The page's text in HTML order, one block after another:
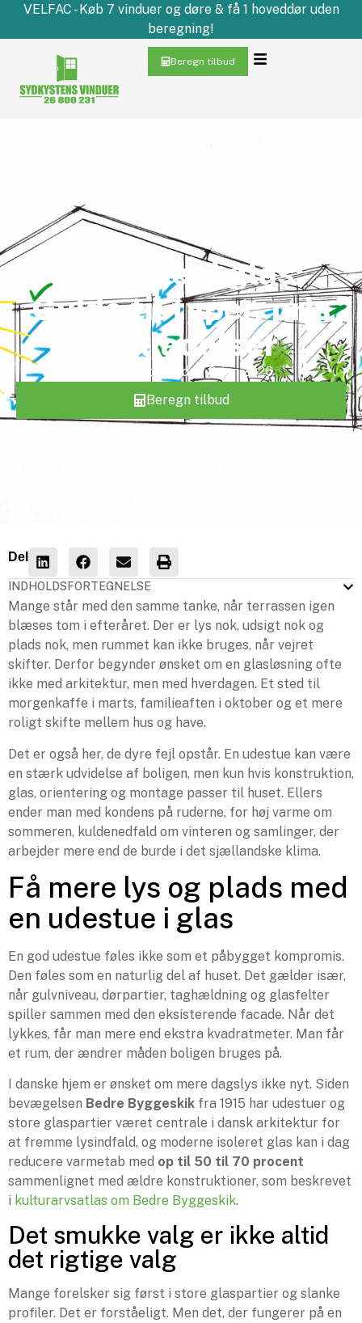
VELFAC - Køb 7 vinduer og døre & få 1 hoveddør uden
beregning!
Beregn tilbud
Udestuer i glas:
Guide til typer, pris
& tilladelser
Opdateret
mandag 8. jun 2026
Beregn tilbud
Del
INDHOLDSFORTEGNELSE
Mange står med den samme tanke, når terrassen igen
blæses tom i efteråret. Der er lys nok, udsigt nok og
plads nok, men rummet kan ikke bruges, når vejret
skifter. Derfor begynder ønsket om en glasløsning ofte
ikke med arkitektur, men med hverdagen. Et sted til
morgenkaffe i marts, familieaften i oktober og et mere
roligt skifte mellem hus og have.
Det er også her, de dyre fejl opstår. En udestue kan være
en stærk udvidelse af boligen, men kun hvis konstruktion,
glas, orientering og montage passer til huset. Ellers
ender man med kondens på ruderne, for høj varme om
sommeren, kuldenedfald om vinteren og samlinger, der
arbejder mere end de burde i det sjællandske klima.
Få mere lys og plads med
en udestue i glas
En god udestue føles ikke som et påbygget kompromis.
Den føles som en naturlig del af huset. Det gælder især,
når gulvniveau, dørpartier, taghældning og glasfelter
spiller sammen med den eksisterende facade. Når det
lykkes, får man mere end ekstra kvadratmeter. Man får
et rum, der ændrer måden boligen bruges på.
I danske hjem er ønsket om mere dagslys ikke nyt. Siden
bevægelsen Bedre Byggeskik fra 1915 har udestuer og
store glaspartier været centrale i dansk arkitektur for
at fremme lysindfald, og moderne isoleret glas kan i dag
reducere varmetab med op til 50 til 70 procent
sammenlignet med ældre konstruktioner, som beskrevet
i kulturarvsatlas om Bedre Byggeskik.
Det smukke valg er ikke altid
det rigtige valg
Mange forelsker sig først i store glaspartier og slanke
profiler. Det er forståeligt. Men det, der fungerer på en